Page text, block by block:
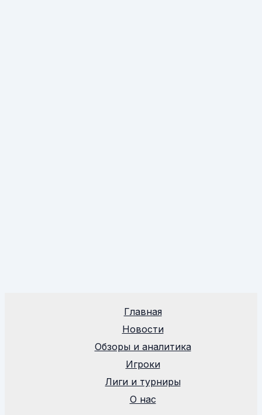
Главная
Новости
Обзоры и аналитика
Игроки
Лиги и турниры
О нас